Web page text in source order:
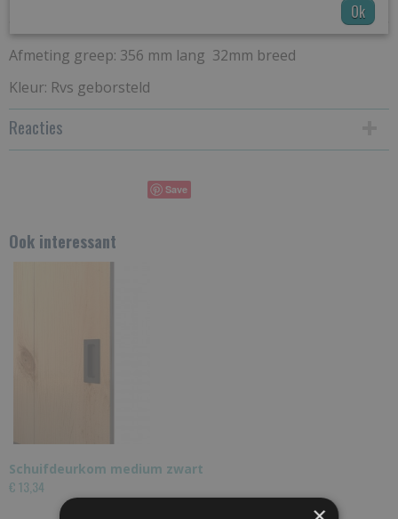
Afmeting greep: 356 mm lang 32mm breed
Kleur: Rvs geborsteld
Reacties
Save
Ook interessant
Schuifdeurkom medium zwart
€ 13,34
Ok